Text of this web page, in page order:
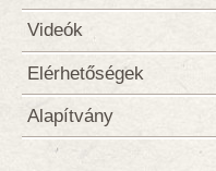
Videók
Elérhetőségek
Alapítvány